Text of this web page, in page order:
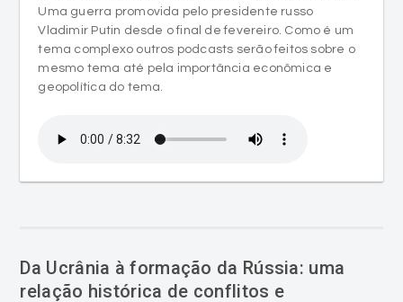
Uma guerra promovida pelo presidente russo
Vladimir Putin desde o final de fevereiro. Como é um
tema complexo outros podcasts serão feitos sobre o
mesmo tema até pela importância econômica e
geopolítica do tema.
Da Ucrânia à formação da Rússia: uma
relação histórica de conflitos e